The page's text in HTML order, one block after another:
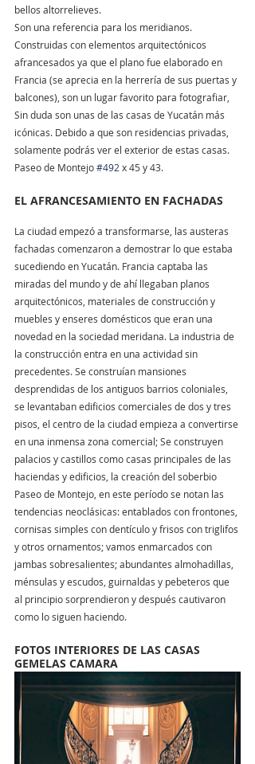
bellos altorrelieves.
Son una referencia para los meridianos.
Construidas con elementos arquitectónicos
afrancesados ya que el plano fue elaborado en
Francia (se aprecia en la herrería de sus puertas y
balcones), son un lugar favorito para fotografiar,
Sin duda son unas de las casas de Yucatán más
icónicas. Debido a que son residencias privadas,
solamente podrás ver el exterior de estas casas.
Paseo de Montejo #492 x 45 y 43.
EL AFRANCESAMIENTO EN FACHADAS
La ciudad empezó a transformarse, las austeras
fachadas comenzaron a demostrar lo que estaba
sucediendo en Yucatán. Francia captaba las
miradas del mundo y de ahí llegaban planos
arquitectónicos, materiales de construcción y
muebles y enseres domésticos que eran una
novedad en la sociedad meridana. La industria de
la construcción entra en una actividad sin
precedentes. Se construían mansiones
desprendidas de los antiguos barrios coloniales,
se levantaban edificios comerciales de dos y tres
pisos, el centro de la ciudad empieza a convertirse
en una inmensa zona comercial; Se construyen
palacios y castillos como casas principales de las
haciendas y edificios, la creación del soberbio
Paseo de Montejo, en este período se notan las
tendencias neoclásicas: entablados con frontones,
cornisas simples con dentículo y frisos con triglifos
y otros ornamentos; vamos enmarcados con
jambas sobresalientes; abundantes almohadillas,
ménsulas y escudos, guirnaldas y pebeteros que
al principio sorprendieron y después cautivaron
como lo siguen haciendo.
FOTOS INTERIORES DE LAS CASAS
GEMELAS CAMARA